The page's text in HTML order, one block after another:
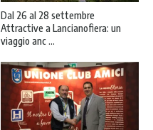
Dal 26 al 28 settembre
Attractive a Lancianofiera: un
viaggio anc ...